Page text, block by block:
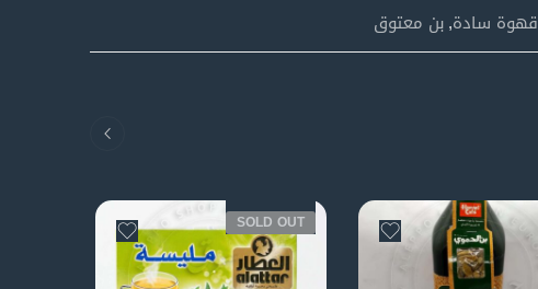
قهوة سادة,بن معتوق
SOLD OUT